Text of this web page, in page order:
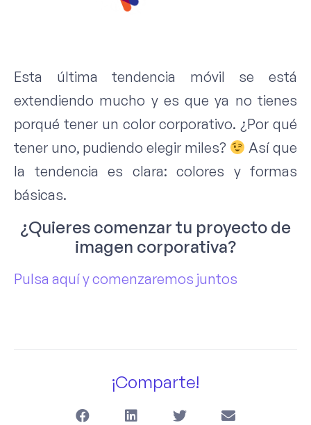
Esta última tendencia móvil se está
extendiendo mucho y es que ya no tienes
porqué tener un color corporativo. ¿Por qué
tener uno, pudiendo elegir miles?
Así que
la tendencia es clara: colores y formas
básicas.
¿Quieres comenzar tu proyecto de
imagen corporativa?
Pulsa aquí y comenzaremos juntos
¡Comparte!